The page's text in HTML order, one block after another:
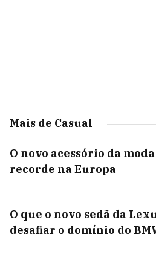
Mais de Casual
O novo acessório da
recorde na Europa
O que o novo sedã da
desafiar o domínio do